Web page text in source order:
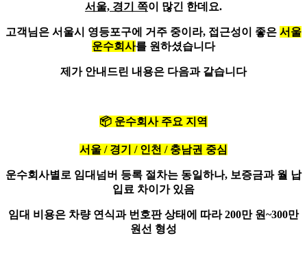
서울, 경기 쪽이 많긴 한데요.
고객님은 서울시 영등포구에 거주 중이라, 접근성이 좋은 서울
운수회사를 원하셨습니다
제가 안내드린 내용은 다음과 같습니다
📦 운수회사 주요 지역
서울 / 경기 / 인천 / 충남권 중심
운수회사별로 임대넘버 등록 절차는 동일하나, 보증금과 월 납
입료 차이가 있음
임대 비용은 차량 연식과 번호판 상태에 따라 200만 원~300만
원선 형성